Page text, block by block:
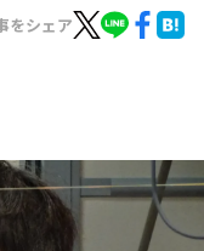
をシェア